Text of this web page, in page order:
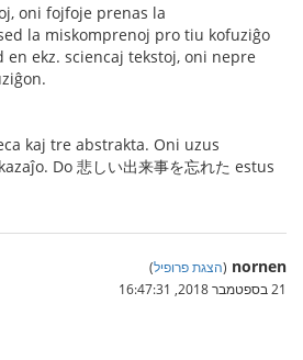
oni fojfoje prenas la
la miskomprenoj pro tiu kofuziĝo
en ekz. sciencaj tekstoj, oni nepre
kaj tre abstrakta. Oni uzus
Do 悲しい出来事を忘れた estus
nornen
(הצגת פרופיל)
21 בספטמבר 2018, 16:47:31